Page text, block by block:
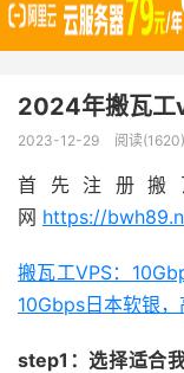
2024年搬瓦工
2023-12-29 阅读(1620)
首先注册
网 https://
搬瓦工VPS：
10Gbps日本软银
step1：选择适合